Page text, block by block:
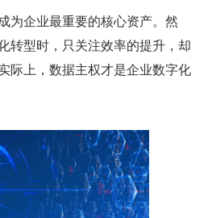
为企业最重要的核心资产。然
转型时，只关注效率的提升，却
际上，数据主权才是企业数字化